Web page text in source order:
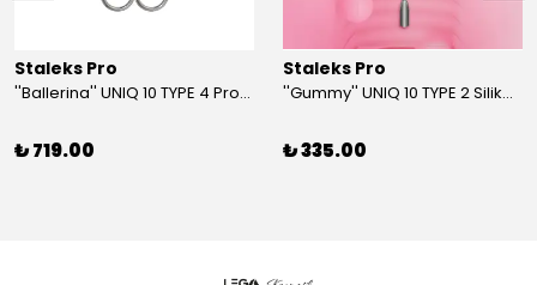
Staleks Pro
''Ballerina'' UNIQ 10 TYPE 4 Profesyonel Tırnak Eti Makası
₺ 719.00
Staleks Pro
''Gummy'' UNIQ 10 TYPE 2 Silikon Saplı Tırnak Eti İtici (Dar Yuvarlak + Yamuk İtici)
₺ 335.00